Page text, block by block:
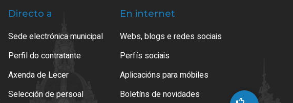
Directo a
Sede electrónica municipal
Perfil do contratante
Axenda de Lecer
Selección de persoal
En internet
Webs, blogs e redes sociais
Perfís sociais
Aplicacións para móbiles
Boletíns de novidades